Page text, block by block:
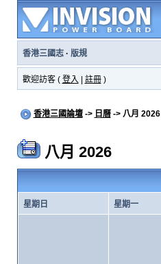
香港三國志· 版規
歡迎訪客 ( 登入 註冊)
香港三國論壇-> 日曆-> 八月 2026
八月 2026
星期日 星期一